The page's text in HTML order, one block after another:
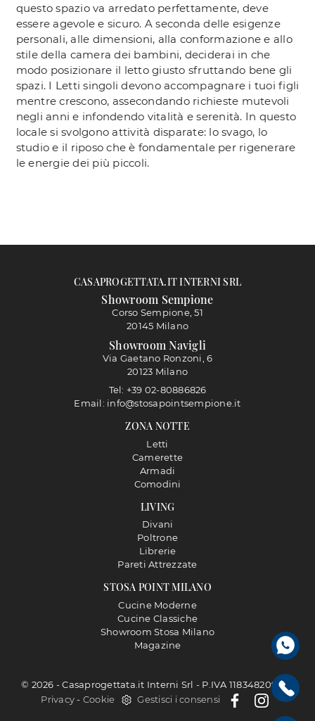
questo spazio va arredato perfettamente, deve
essere agevole e sicuro. A seconda delle esigenze
personali, alle dimensioni, alla conformazione e allo
stile della camera dei bambini, deciderai in che
modo posizionare il letto giusto sfruttando bene gli
spazi. I Letti singoli devono accompagnare i tuoi figli
mentre crescono, assecondando richieste mutevoli
negli anni e infondendo vitalità e serenità. In questo
locale si svolgono attività disparate: lo svago, lo
studio e il riposo che è fondamentale per rigenerare
le energie dei più piccoli.
STOSA POINT MILANO
Cucine Moderne
Cucine Classiche
Showroom Stosa Milano
Magazine
LIVING
Divani
Poltrone
Librerie
Pareti Attrezzate
ZONA NOTTE
Letti
Camerette
Armadi
Comodini
CASAPROGETTATA.IT INTERNI SRL
Showroom Sempione
Corso Sempione, 51
20145 Milano
Showroom Navigli
Via Gaetano Ronzoni, 6
20123 Milano
Tel: +39 02-80886826
Email: info@stosapointsempione.it
© 2026 - Casaprogettata.it Interni Srl - P.IVA 11834820968 |
Privacy- Cookie Gestisci i consensi